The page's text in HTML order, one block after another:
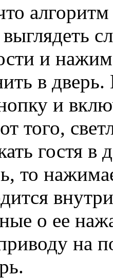
выглядеть
и
в
и
того,
гостя в
то
о ее
на